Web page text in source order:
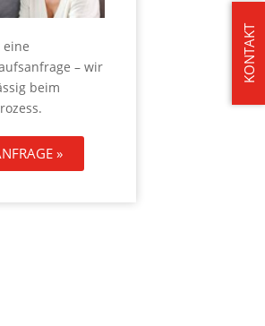
KONTAKT
eine
– wir
beim
»